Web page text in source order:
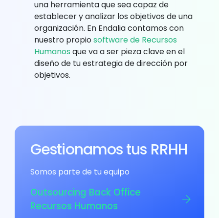
una herramienta que sea capaz de
establecer y analizar los objetivos de una
organización. En Endalia contamos con
nuestro propiosoftware de Recursos
Humanos que va a ser pieza clave en el
diseño de tu estrategia de dirección por
objetivos.
Gestionamos tus RRHH
Somos parte de tu equipo
Outsourcing Back Office
Recursos Humanos